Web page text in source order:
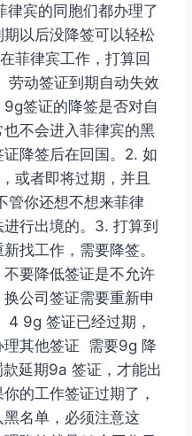
宾的同胞们都办理了
以后没降签可以轻松
菲律宾工作，打算回
劳动签证到期自动失效
签证的降签是否对自
不会进入菲律宾的黑
降签后在回国。2. 如
或者即将过期，并且
管你还想不想来菲律
进行出境的。3. 打算到
找工作，需要降签。
要降低签证是不允许
公司签证需要重新申
4 9g 签证已经过期，
理其他签证 需要9g 降
延期9a 签证，才能出
的工作签证过期了，
名单，必须注意这